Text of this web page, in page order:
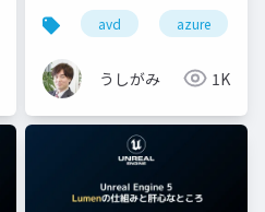
働き方 プレゼン
avd azure
うしがみ 1K